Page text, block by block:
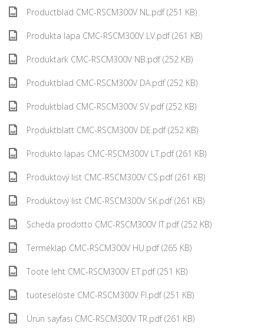
Productblad CMC-RSCM300V NL.pdf (251 KB)
Produkta lapa CMC-RSCM300V LV.pdf (261 KB)
Produktark CMC-RSCM300V NB.pdf (252 KB)
Produktblad CMC-RSCM300V DA.pdf (252 KB)
Produktblad CMC-RSCM300V SV.pdf (252 KB)
Produktblatt CMC-RSCM300V DE.pdf (252 KB)
Produkto lapas CMC-RSCM300V LT.pdf (261 KB)
Produktový list CMC-RSCM300V CS.pdf (261 KB)
Produktový list CMC-RSCM300V SK.pdf (261 KB)
Scheda prodotto CMC-RSCM300V IT.pdf (252 KB)
Terméklap CMC-RSCM300V HU.pdf (265 KB)
Toote leht CMC-RSCM300V ET.pdf (251 KB)
tuoteseloste CMC-RSCM300V FI.pdf (251 KB)
Ürün sayfası CMC-RSCM300V TR.pdf (261 KB)